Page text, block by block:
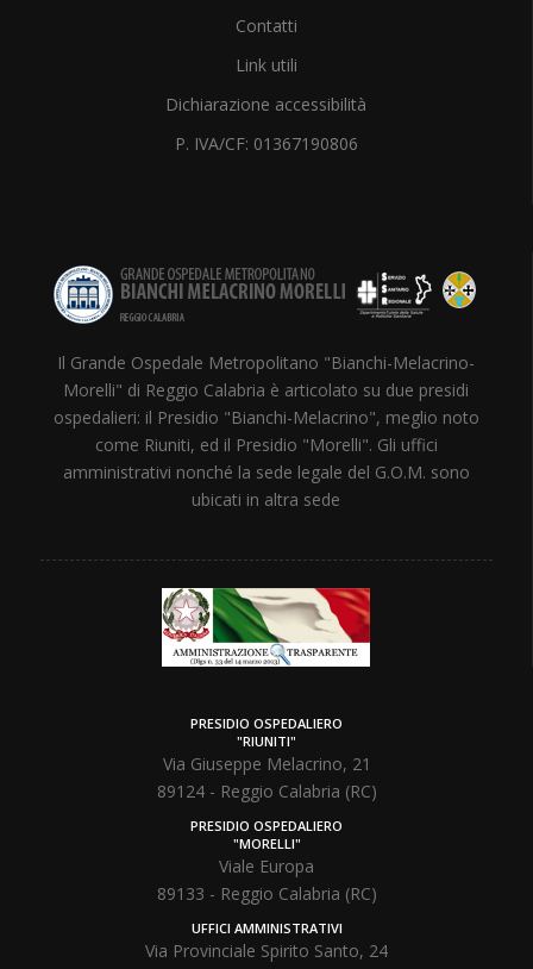
Contatti
Link utili
Dichiarazione accessibilità
P. IVA/CF: 01367190806
Il Grande Ospedale Metropolitano "Bianchi-Melacrino-
Morelli" di Reggio Calabria è articolato su due presidi
ospedalieri: il Presidio "Bianchi-Melacrino", meglio noto
come Riuniti, ed il Presidio "Morelli". Gli uffici
amministrativi nonché la sede legale del G.O.M. sono
ubicati in altra sede
PRESIDIO OSPEDALIERO
"RIUNITI"
Via Giuseppe Melacrino, 21
89124 - Reggio Calabria (RC)
PRESIDIO OSPEDALIERO
"MORELLI"
Viale Europa
89133 - Reggio Calabria (RC)
UFFICI AMMINISTRATIVI
Via Provinciale Spirito Santo, 24